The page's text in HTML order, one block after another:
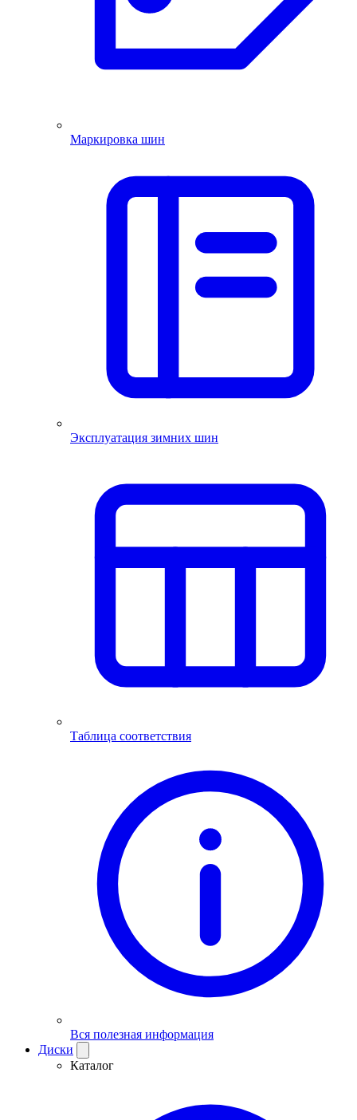
Маркировка шин
Эксплуатация зимних шин
Таблица соответствия
Вся полезная информация
Диски
Каталог